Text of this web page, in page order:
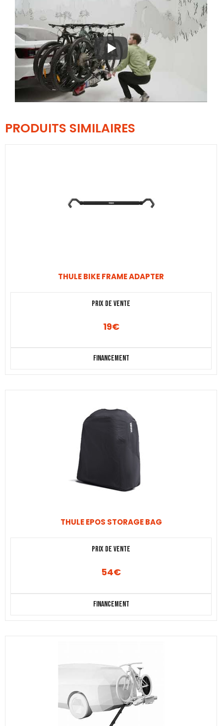
PRODUITS SIMILAIRES
THULE BIKE FRAME ADAPTER
Prix de vente
19€
Financement
THULE EPOS STORAGE BAG
Prix de vente
54€
Financement